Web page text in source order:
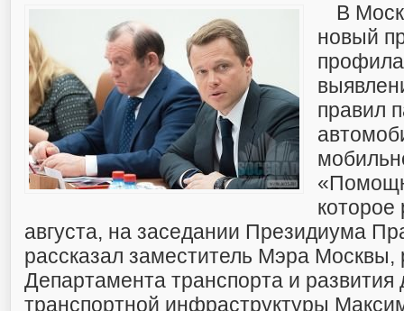
В
новый
правил
которое
августа, на заседании Президиума
рассказал заместитель Мэра Москвы,
Департамента транспорта и развития
транспортной инфраструктуры